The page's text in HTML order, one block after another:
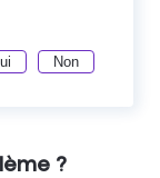
Non
?